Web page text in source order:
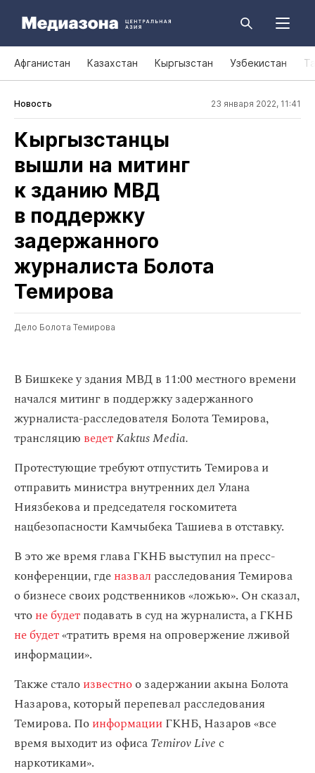
Афганистан Казахстан Кыргызстан Узбекистан
Новость 23 января 2022, 11:41
Кыргызстанцы
вышли на митинг
к зданию МВД
в поддержку
задержанного
журналиста Болота
Темирова
Дело Болота Темирова
В Бишкеке у здания МВД в 11:00 местного времени
начался митинг в поддержку задержанного
журналиста-расследователя Болота Темирова,
трансляцию ведетKaktus Media.
Протестующие требуют отпустить Темирова и
отправить министра внутренних дел Улана
Ниязбекова и председателя госкомитета
нацбезопасности Камчыбека Ташиева в отставку.
В это же время глава ГКНБ выступил на пресс-
конференции, гденазвал расследования Темирова
о бизнесе своих родственников «ложью». Он сказал,
чтоне будетподавать в суд на журналиста, а ГКНБ
не будет«тратить время на опровержение лживой
информации».
Также сталоизвестноо задержании акына Болота
Назарова, который перепевал расследования
Темирова. ПоинформацииГКНБ, Назаров «все
время выходит из офисаTemirov Liveс
наркотиками».